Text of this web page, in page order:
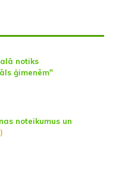
notiks
ģimenēm"
noteikumus un